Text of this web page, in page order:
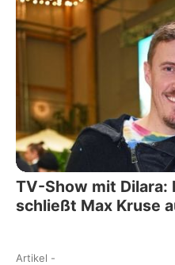
TV-Show mit Dilara:
schließt Max Kruse
Artikel -